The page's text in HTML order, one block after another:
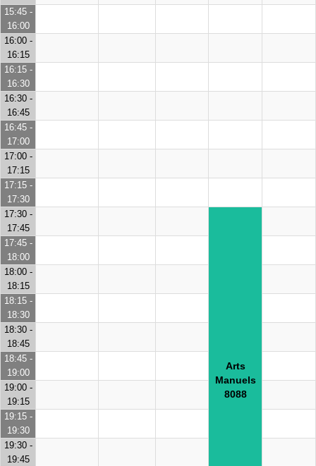
15:45 -
16:00
16:00 -
16:15
16:15 -
16:30
16:30 -
16:45
16:45 -
17:00
17:00 -
17:15
17:15 -
17:30
17:30 -
17:45
Arts
Manuels
8088
17:45 -
18:00
18:00 -
18:15
18:15 -
18:30
18:30 -
18:45
18:45 -
19:00
19:00 -
19:15
19:15 -
19:30
19:30 -
19:45